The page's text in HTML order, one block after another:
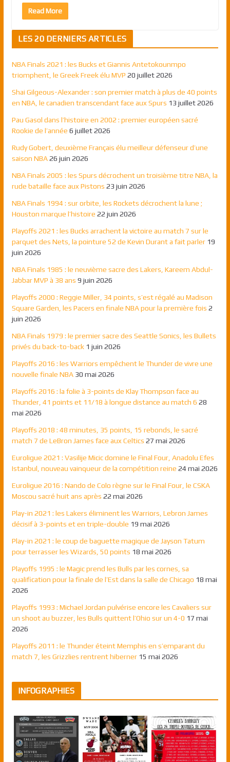
Read More
LES 20 DERNIERS ARTICLES
NBA Finals 2021 : les Bucks et Giannis Antetokounmpo
triomphent, le Greek Freek élu MVP 20 juillet 2026
Shai Gilgeous-Alexander : son premier match à plus de 40 points
en NBA, le canadien transcendant face aux Spurs 13 juillet 2026
Pau Gasol dans l’histoire en 2002 : premier européen sacré
Rookie de l’année 6 juillet 2026
Rudy Gobert, deuxième Français élu meilleur défenseur d’une
saison NBA 26 juin 2026
NBA Finals 2005 : les Spurs décrochent un troisième titre NBA, la
rude bataille face aux Pistons 23 juin 2026
NBA Finals 1994 : sur orbite, les Rockets décrochent la lune ;
Houston marque l’histoire 22 juin 2026
Playoffs 2021 : les Bucks arrachent la victoire au match 7 sur le
parquet des Nets, la pointure 52 de Kevin Durant a fait parler 19
juin 2026
NBA Finals 1985 : le neuvième sacre des Lakers, Kareem Abdul-
Jabbar MVP à 38 ans 9 juin 2026
Playoffs 2000 : Reggie Miller, 34 points, s’est régalé au Madison
Square Garden, les Pacers en finale NBA pour la première fois 2
juin 2026
NBA Finals 1979 : le premier sacre des Seattle Sonics, les Bullets
privés du back-to-back 1 juin 2026
Playoffs 2016 : les Warriors empêchent le Thunder de vivre une
nouvelle finale NBA 30 mai 2026
Playoffs 2016 : la folie à 3-points de Klay Thompson face au
Thunder, 41 points et 11/18 à longue distance au match 6 28
mai 2026
Playoffs 2018 : 48 minutes, 35 points, 15 rebonds, le sacré
match 7 de LeBron James face aux Celtics 27 mai 2026
Euroligue 2021 : Vasilije Micic domine le Final Four, Anadolu Efes
Istanbul, nouveau vainqueur de la compétition reine 24 mai 2026
Euroligue 2016 : Nando de Colo règne sur le Final Four, le CSKA
Moscou sacré huit ans après 22 mai 2026
Play-in 2021 : les Lakers éliminent les Warriors, Lebron James
décisif à 3-points et en triple-double 19 mai 2026
Play-in 2021 : le coup de baguette magique de Jayson Tatum
pour terrasser les Wizards, 50 points 18 mai 2026
Playoffs 1995 : le Magic prend les Bulls par les cornes, sa
qualification pour la finale de l’Est dans la salle de Chicago 18 mai
2026
Playoffs 1993 : Michael Jordan pulvérise encore les Cavaliers sur
un shoot au buzzer, les Bulls quittent l’Ohio sur un 4-0 17 mai
2026
Playoffs 2011 : le Thunder éteint Memphis en s’emparant du
match 7, les Grizzlies rentrent hiberner 15 mai 2026
INFOGRAPHIES